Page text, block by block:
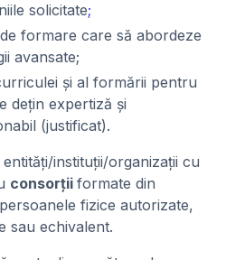
solicitate;
formare care să abordeze
avansate;
și al formării pentru
dețin expertiză și
(justificat).
instituții/organizații cu
consorții formate din
fizice autorizate,
sau echivalent.